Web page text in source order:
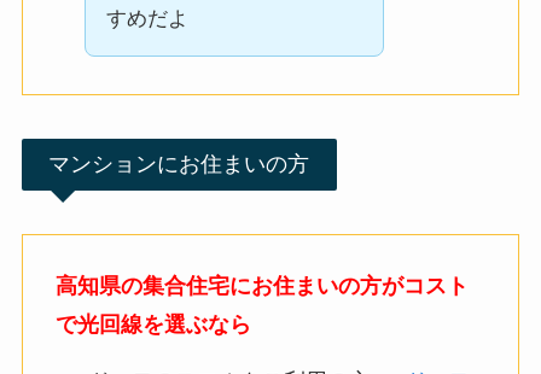
すめだよ
マンションにお住まいの方
高知県の集合住宅にお住まいの方がコスト
で光回線を選ぶなら